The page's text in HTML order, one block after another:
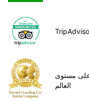
على مستوى
العالم